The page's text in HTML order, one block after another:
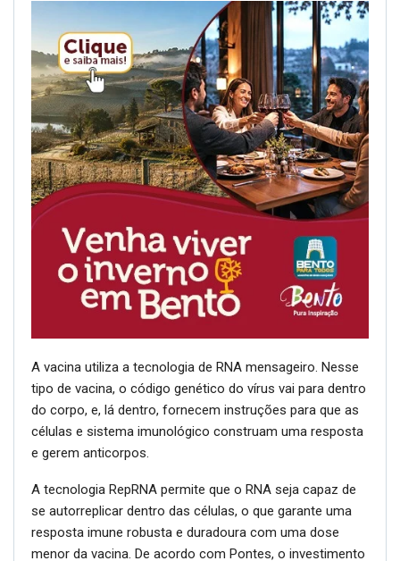
A vacina utiliza a tecnologia de RNA mensageiro. Nesse
tipo de vacina, o código genético do vírus vai para dentro
do corpo, e, lá dentro, fornecem instruções para que as
células e sistema imunológico construam uma resposta
e gerem anticorpos.
A tecnologia RepRNA permite que o RNA seja capaz de
se autorreplicar dentro das células, o que garante uma
resposta imune robusta e duradoura com uma dose
menor da vacina. De acordo com Pontes, o investimento